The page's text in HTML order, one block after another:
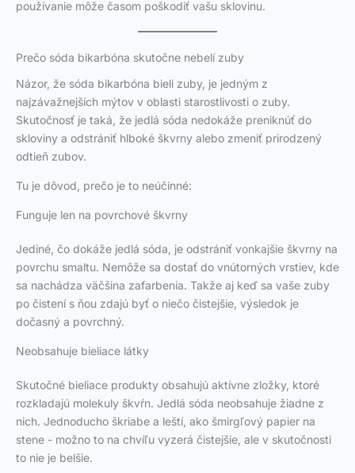
používanie môže časom poškodiť vašu sklovinu.
Prečo sóda bikarbóna skutočne nebelí zuby
Názor, že sóda bikarbóna bieli zuby, je jedným z
najzávažnejších mýtov v oblasti starostlivosti o zuby.
Skutočnosť je taká, že jedlá sóda nedokáže preniknúť do
skloviny a odstrániť hlboké škvrny alebo zmeniť prirodzený
odtieň zubov.
Tu je dôvod, prečo je to neúčinné:
Funguje len na povrchové škvrny
Jediné, čo dokáže jedlá sóda, je odstrániť vonkajšie škvrny na
povrchu smaltu. Nemôže sa dostať do vnútorných vrstiev, kde
sa nachádza väčšina zafarbenia. Takže aj keď sa vaše zuby
po čistení s ňou zdajú byť o niečo čistejšie, výsledok je
dočasný a povrchný.
Neobsahuje bieliace látky
Skutočné bieliace produkty obsahujú aktívne zložky, ktoré
rozkladajú molekuly škvŕn. Jedlá sóda neobsahuje žiadne z
nich. Jednoducho škriabe a leští, ako šmirgľový papier na
stene - možno to na chvíľu vyzerá čistejšie, ale v skutočnosti
to nie je belšie.